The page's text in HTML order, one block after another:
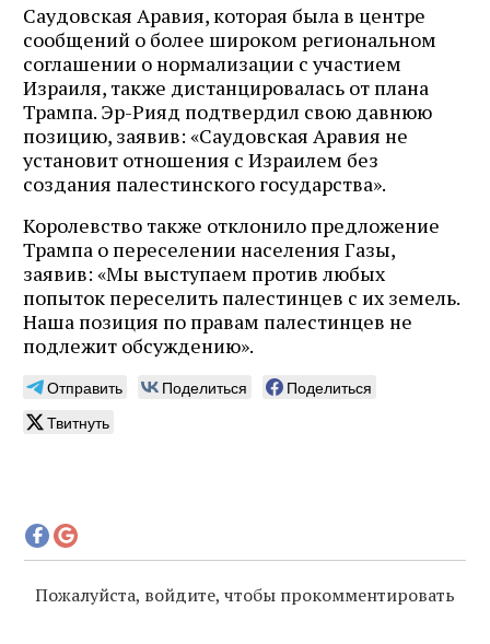
Саудовская Аравия, которая была в центре
сообщений о более широком региональном
соглашении о нормализации с участием
Израиля, также дистанцировалась от плана
Трампа. Эр-Рияд подтвердил свою давнюю
позицию, заявив: «Саудовская Аравия не
установит отношения с Израилем без
создания палестинского государства».
Королевство также отклонило предложение
Трампа о переселении населения Газы,
заявив: «Мы выступаем против любых
попыток переселить палестинцев с их земель.
Наша позиция по правам палестинцев не
подлежит обсуждению».
Отправить Поделиться
Поделиться
Твитнуть
Пожалуйста, войдите, чтобы прокомментировать